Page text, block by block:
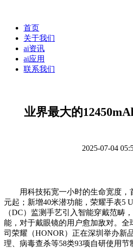
首页
关于我们
ai资讯
ai应用
联系我们
业界最大的
2025-07-04
用科技拓宽一小时的生命宽度，
元起；新增40米潜功能，荣耀手表5
（DC）监测手艺引入智能穿戴范畴
能，对于戴眼镜的用户愈加敌对。
司荣耀（HONOR）正在深圳举办新
理、病毒查杀等58类93项自研使用节